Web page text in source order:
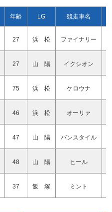
年齢 LG 競走車名
27 浜 松 ファイナリー
27 山 陽 イクシオン
75 浜 松 ケロウナ
46 浜 松 オーリァ
47 山 陽 バンスタイル
48 山 陽 ヒール
37 飯 塚 ミント